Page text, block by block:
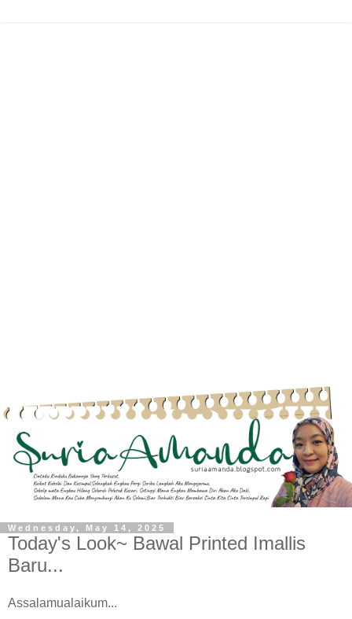
Wednesday, May 14, 2025
Today's Look~ Bawal Printed Imallis
Baru...
Assalamualaikum...